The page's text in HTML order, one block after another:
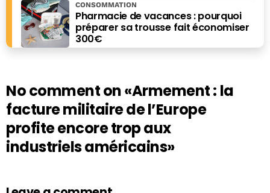
Pharmacie de vacances : pourquoi
préparer sa trousse fait économiser
300€
CONSOMMATION
No comment on«Armement : la
facture militaire de l’Europe
profite encore trop aux
industriels américains»